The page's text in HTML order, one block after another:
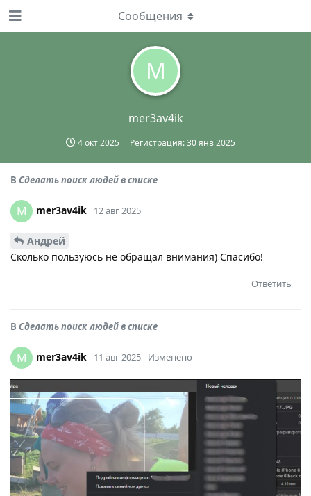
M
mer3av4ik
4 окт 2025 Регистрация:30 янв 2025
Сообщения
В Сделать поиск людей в списке
M mer3av4ik 12 авг 2025
Андрей
Сколько пользуюсь не обращал внимания) Спасибо!
Ответить
В Сделать поиск людей в списке
M mer3av4ik 11 авг 2025 Изменено